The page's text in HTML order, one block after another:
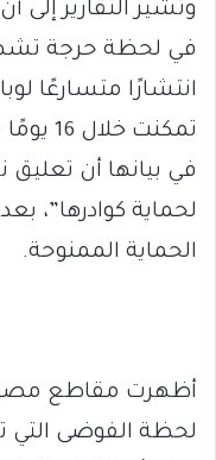
وتشير التقارير
في لحظة حرجة
انتشارًا متسارعًا
في بيانها أن تعليق
لحماية كوادرها”،
الحماية الممنوحة.
أظهرت مقاطع
لحظة الفوضى التي